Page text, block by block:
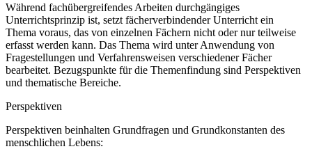
Während fachübergreifendes Arbeiten durchgängiges
Unterrichtsprinzip ist, setzt fächerverbindender Unterricht ein
Thema voraus, das von einzelnen Fächern nicht oder nur teilweise
erfasst werden kann. Das Thema wird unter Anwendung von
Fragestellungen und Verfahrensweisen verschiedener Fächer
bearbeitet. Bezugspunkte für die Themenfindung sind Perspektiven
und thematische Bereiche.
Perspektiven
Perspektiven beinhalten Grundfragen und Grundkonstanten des
menschlichen Lebens: